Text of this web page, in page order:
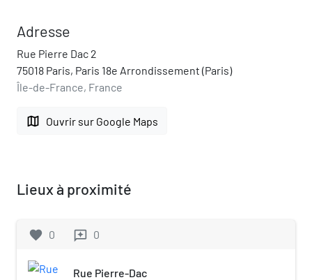
Adresse
Rue Pierre Dac 2
75018 Paris, Paris 18e Arrondissement (Paris)
Île-de-France, France
map Ouvrir sur Google Maps
Lieux à proximité
favorite 0 reviews 0
Rue Pierre-Dac